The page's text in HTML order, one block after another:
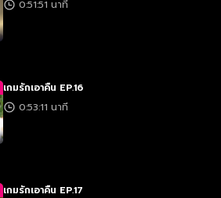
0:51:51 นาที
เกมรักเอาคืน EP.16
0:53:11 นาที
เกมรักเอาคืน EP.17